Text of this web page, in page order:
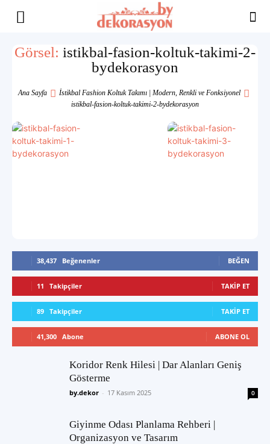
Yaşam
İlham
Görsel: istikbal-fasion-koltuk-takimi-2-
bydekorasyon
Ana Sayfa
İstikbal Fashion Koltuk Takımı | Modern, Renkli ve Fonksiyonel
istikbal-fasion-koltuk-takimi-2-bydekorasyon
38,437 Beğenenler BEĞEN
11 Takipçiler TAKIP ET
89 Takipçiler TAKIP ET
41,300 Abone ABONE OL
Koridor Renk Hilesi | Dar Alanları Geniş
Gösterme
by.dekor - 17 Kasım 2025 0
Giyinme Odası Planlama Rehberi |
Organizasyon ve Tasarım